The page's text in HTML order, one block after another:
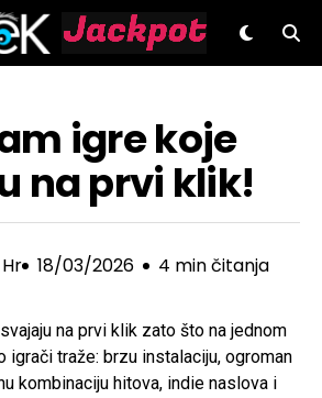
GeeK.hr
igre koje
na prvi klik!
18/03/2026 4 min čitanja
na prvi klik zato što na jednom
igrači traže: brzu instalaciju, ogroman
kombinaciju hitova, indie naslova i